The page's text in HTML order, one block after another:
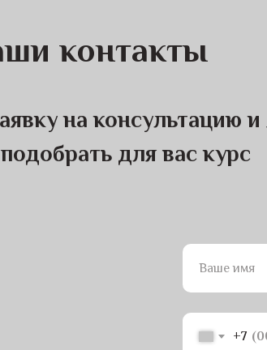
контакты
на консультацию и
для вас курс
Ваше имя
+7